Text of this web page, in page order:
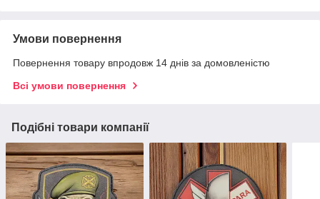
Умови повернення
Повернення товару впродовж 14 днів за домовленістю
Всі умови повернення
Подібні товари компанії